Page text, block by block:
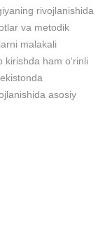
rivojlanishida
va metodik
malakali
kirishda ham o‘rinli
asosiy